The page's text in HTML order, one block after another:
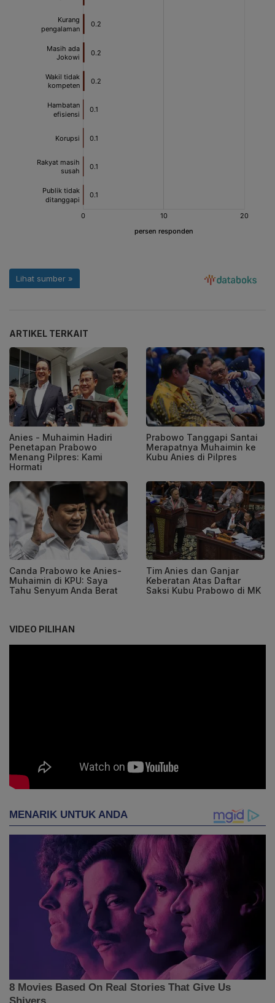
ARTIKEL TERKAIT
Anies - Muhaimin Hadiri
Penetapan Prabowo
Menang Pilpres: Kami
Hormati
Prabowo Tanggapi Santai
Merapatnya Muhaimin ke
Kubu Anies di Pilpres
Canda Prabowo ke Anies-
Muhaimin di KPU: Saya
Tahu Senyum Anda Berat
Tim Anies dan Ganjar
Keberatan Atas Daftar
Saksi Kubu Prabowo di MK
VIDEO PILIHAN